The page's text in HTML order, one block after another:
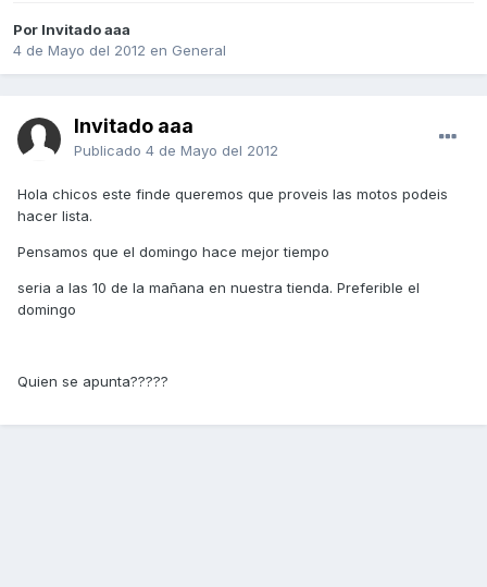
Por Invitado aaa
4 de Mayo del 2012 en General
Invitado aaa
Publicado 4 de Mayo del 2012
Hola chicos este finde queremos que proveis las motos podeis
hacer lista.
Pensamos que el domingo hace mejor tiempo
seria a las 10 de la mañana en nuestra tienda. Preferible el
domingo
Quien se apunta?????